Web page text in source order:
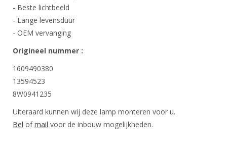
- Beste lichtbeeld
- Lange levensduur
- OEM vervanging
Origineel nummer :
1609490380
13594523
8W0941235
Uiteraard kunnen wij deze lamp monteren voor u.
Bel ofmail voor de inbouw mogelijkheden.